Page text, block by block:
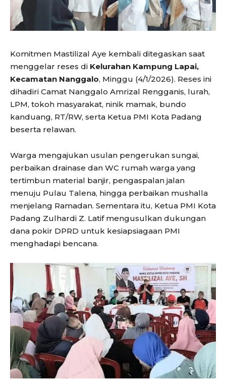
Komitmen Mastilizal Aye kembali ditegaskan saat
menggelar reses di Kelurahan Kampung Lapai,
Kecamatan Nanggalo, Minggu (4/1/2026). Reses ini
dihadiri Camat Nanggalo Amrizal Rengganis, lurah,
LPM, tokoh masyarakat, ninik mamak, bundo
kanduang, RT/RW, serta Ketua PMI Kota Padang
beserta relawan.
Warga mengajukan usulan pengerukan sungai,
perbaikan drainase dan WC rumah warga yang
tertimbun material banjir, pengaspalan jalan
menuju Pulau Talena, hingga perbaikan mushalla
menjelang Ramadan. Sementara itu, Ketua PMI Kota
Padang Zulhardi Z. Latif mengusulkan dukungan
dana pokir DPRD untuk kesiapsiagaan PMI
menghadapi bencana.